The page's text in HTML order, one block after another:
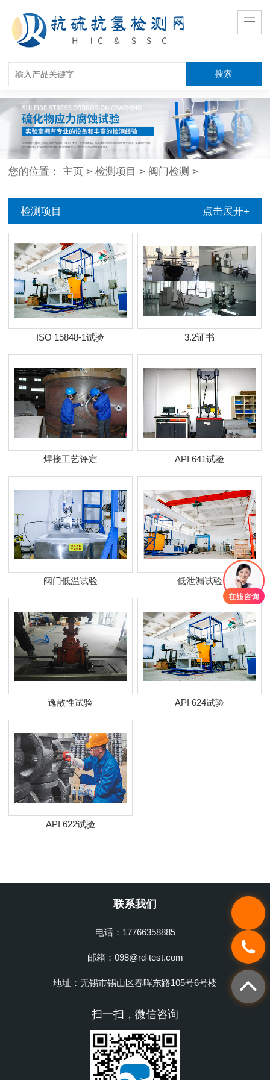
您的位置： 主页 > 检测项目 > 阀门检测 >
检测项目 点击展开+
ISO 15848-1试验 3.2证书
焊接工艺评定 API 641试验
阀门低温试验 低泄漏试验
逸散性试验 API 624试验
API 622试验
联系我们
电话：17766358885
邮箱：098@rd-test.com
地址：无锡市锡山区春晖东路105号6号楼
扫一扫，微信咨询